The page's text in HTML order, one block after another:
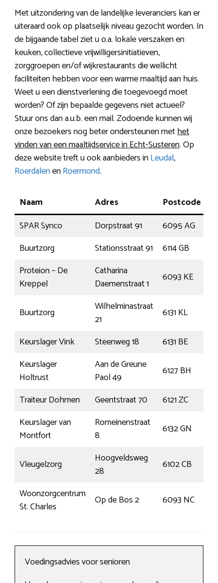
Met uitzondering van de landelijke leveranciers kan er
uiteraard ook op plaatselijk niveau gezocht worden. In
de bijgaande tabel ziet u o.a. lokale verszaken en
keuken, collectieve vrijwilligersinitiatieven,
zorggroepen en/of wijkrestaurants die wellicht
faciliteiten hebben voor een warme maaltijd aan huis.
Weet u een dienstverlening die toegevoegd moet
worden? Of zijn bepaalde gegevens niet actueel?
Stuur ons dan a.u.b. een mail. Zodoende kunnen wij
onze bezoekers nog beter ondersteunen methet
vinden van een maaltijdservice in Echt-Susteren. Op
deze website treft u ook aanbieders inLeudal,
RoerdalenenRoermond.
Naam Adres Postcode
SPAR Synco
Dorpstraat 91 6095 AG
Buurtzorg
Stationsstraat 91 6114 GB
Proteion – De
Kreppel
Catharina
Daemenstraat 1
6093 KE
Buurtzorg
Wilhelminastraat
21
6131 KL
Keurslager Vink
Steenweg 18 6131 BE
Keurslager
Holtrust
Aan de Greune
Paol 49
6127 BH
Traiteur Dohmen
Geentstraat 70 6121 ZC
Keurslager van
Montfort
Romeinenstraat
8
6132 GN
Vleugelzorg
Hoogveldsweg
28
6102 CB
Woonzorgcentrum
St. Charles
Op de Bos 2 6093 NC
Voedingsadvies voor senioren